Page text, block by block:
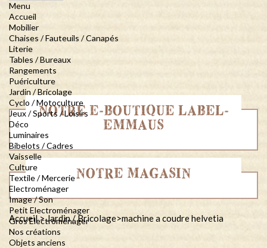
Menu
Accueil
Mobilier
Chaises / Fauteuils / Canapés
Literie
Tables / Bureaux
Rangements
Puériculture
Jardin / Bricolage
Cyclo / Motoculture
Jeux / Sports / Loisirs
Déco
Luminaires
Bibelots / Cadres
Vaisselle
Culture
Textile / Mercerie
Electroménager
Image / Son
Petit Electroménager
Gros Electroménager
Nos créations
Objets anciens
NOTRE E-BOUTIQUE LABEL-
EMMAUS
NOTRE MAGASIN
Accueil>Jardin / Bricolage>machine a coudre helvetia